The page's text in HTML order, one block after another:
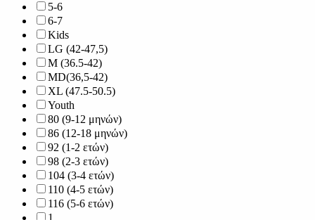
5-6
6-7
Kids
LG (42-47,5)
M (36.5-42)
MD(36,5-42)
XL (47.5-50.5)
Youth
80 (9-12 μηνών)
86 (12-18 μηνών)
92 (1-2 ετών)
98 (2-3 ετών)
104 (3-4 ετών)
110 (4-5 ετών)
116 (5-6 ετών)
1